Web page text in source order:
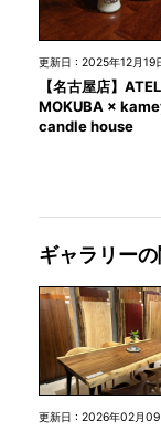
更新日 : 2025年12月19
【名古屋店】
MOKUBA ×
candle house
ギャラリー
更新日 : 2026年02月